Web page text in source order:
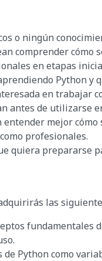
o ningún
comprender
en etapas
Python y
en trabajar
antes de utilizarse
entender mejor
profesionales.
quiera prepararse
las
fundamentales
Python como